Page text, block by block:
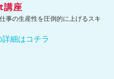
座
事の生産性を圧倒的に上げるスキ
細はコチラ